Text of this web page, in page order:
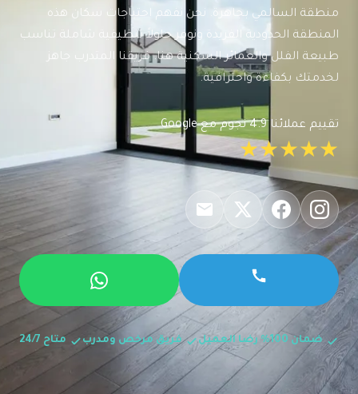
منطقة السالمي بجاهرة. نحن نفهم احتياجات سكان هذه
المنطقة الحدودية الفريدة ونوفر حلولاً تنظيفية شاملة تناسب
طبيعة الفلل والعمائر السكنية هنا. فريقنا المتدرب جاهز
لخدمتك بكفاءة واحترافية.
تقييم عملائنا 4.9 نجوم مع Google
★★★★★
ضمان 100% رضا العميل فريق مرخص ومدرب متاح 24/7